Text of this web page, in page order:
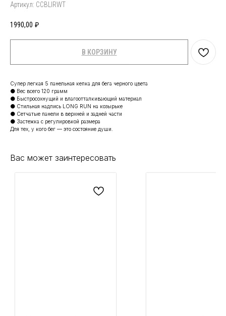
Артикул: CCBLIRWT
1990,00 ₽
В КОРЗИНУ
Супер легкая 5 панельная кепка для бега черного цвета
⚫ Вес всего 120 грамм
⚫ Быстросохнущий и влагоотталкивающий материал
⚫ Стильная надпись LONG RUN на козырьке
⚫ Сетчатые панели в верхней и задней части
⚫ Застежка с регулировкой размера
Для тех, у кого бег — это состояние души.
Вас может заинтересовать